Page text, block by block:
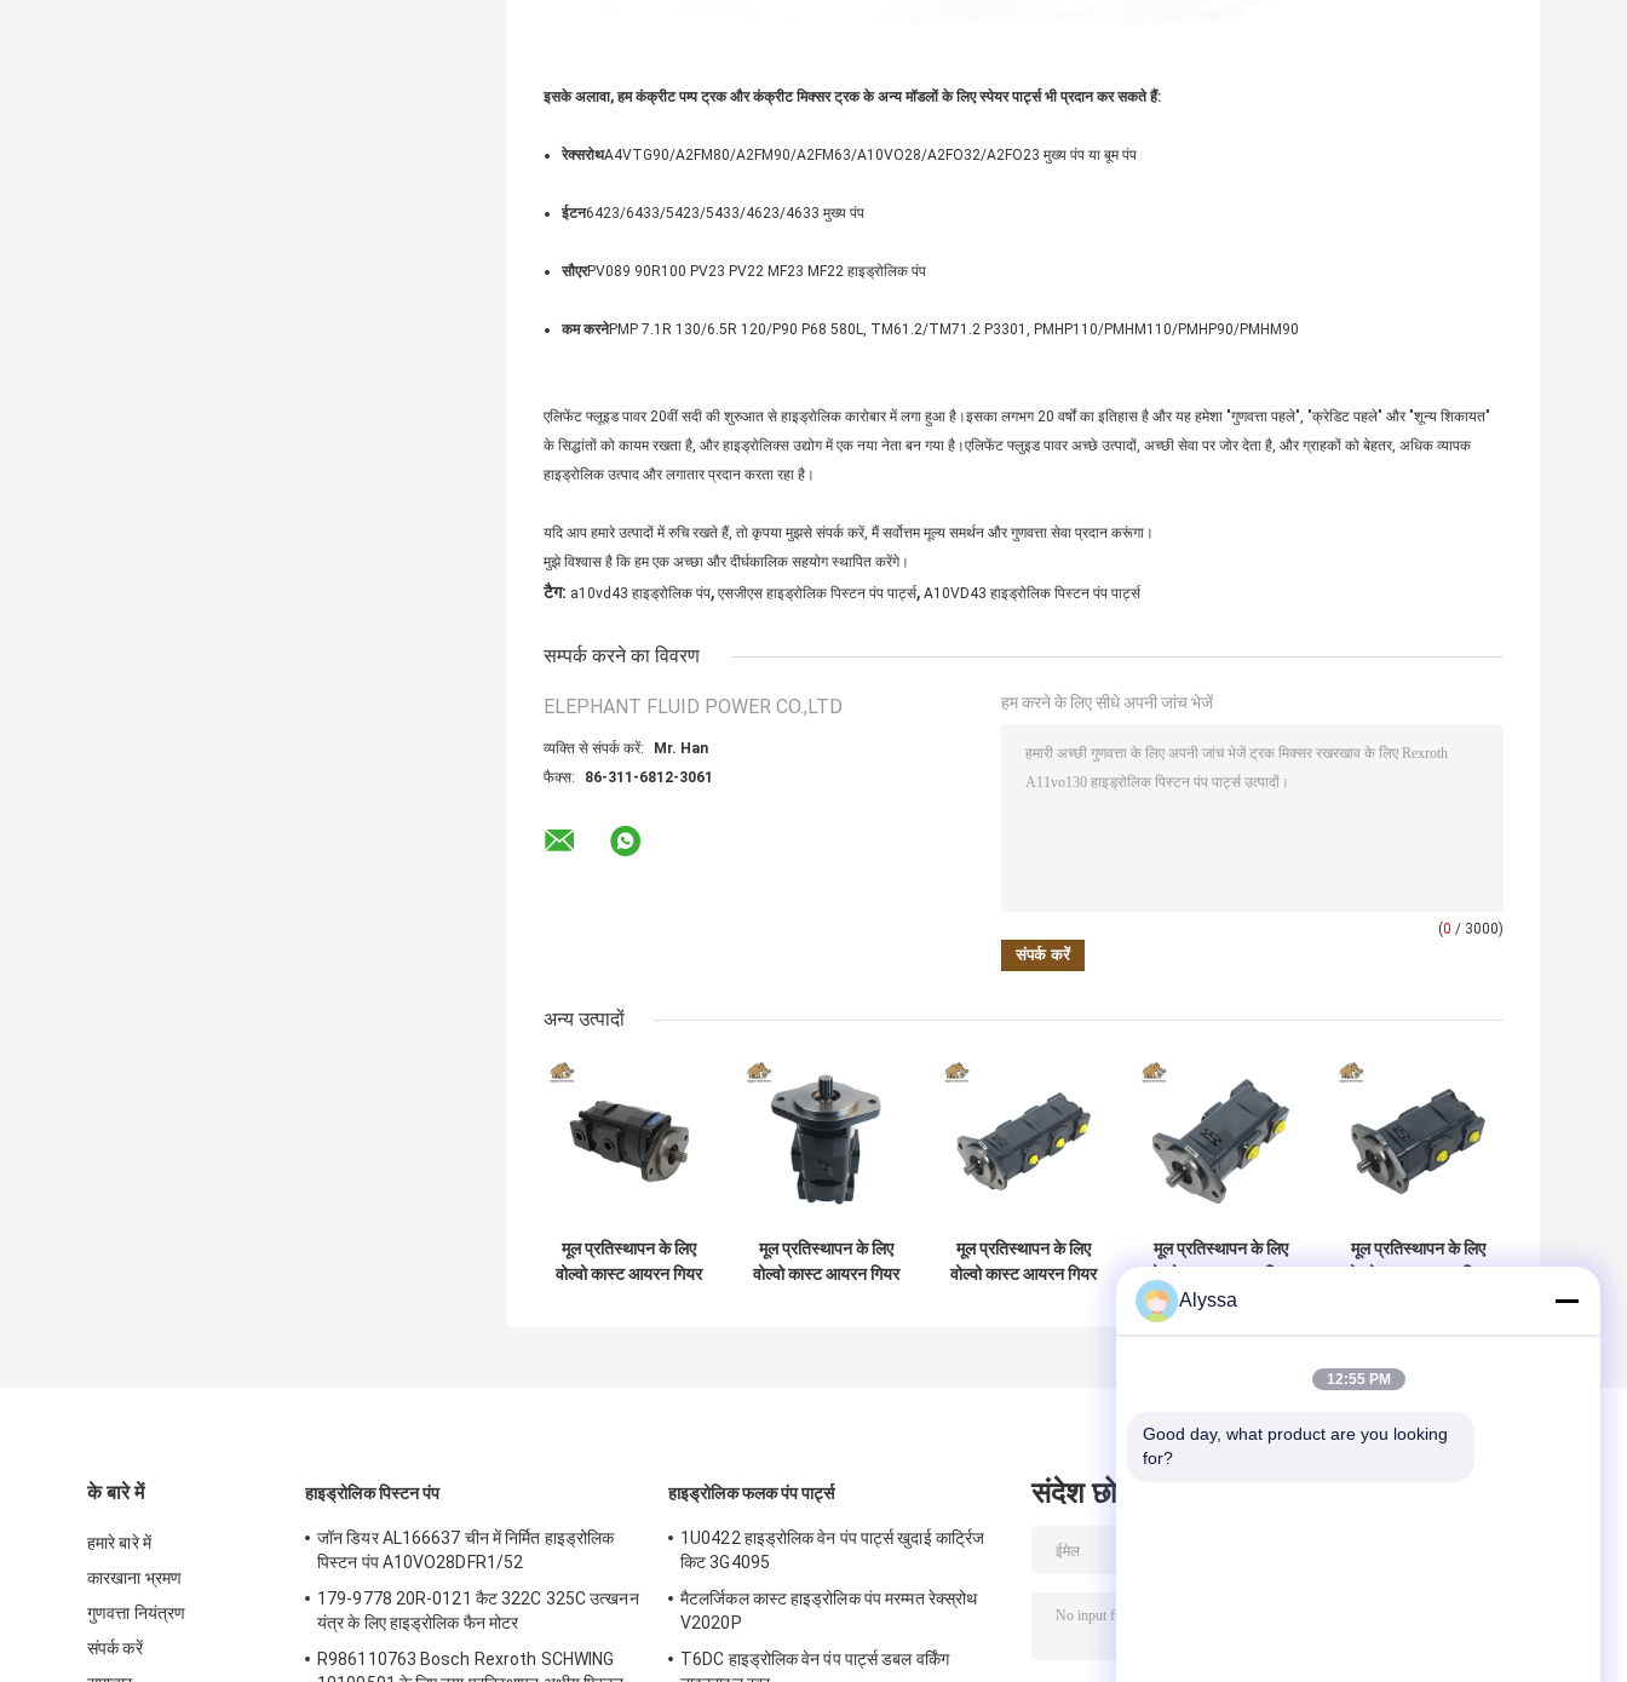
इसके अलावा, हम कंक्रीट पम्प ट्रक और कंक्रीट मिक्सर ट्रक के अन्य मॉडलों के लिए स्पेयर पार्ट्स भी प्रदान कर सकते हैं:
रेक्सरोथA4VTG90/A2FM80/A2FM90/A2FM63/A10VO28/A2FO32/A2FO23 मुख्य पंप या बूम पंप
ईटन6423/6433/5423/5433/4623/4633 मुख्य पंप
सौएरPV089 90R100 PV23 PV22 MF23 MF22 हाइड्रोलिक पंप
कम करनेPMP 7.1R 130/6.5R 120/P90 P68 580L, TM61.2/TM71.2 P3301, PMHP110/PMHM110/PMHP90/PMHM90
एलिफेंट फ्लूइड पावर 20वीं सदी की शुरुआत से हाइड्रोलिक कारोबार में लगा हुआ है।इसका लगभग 20 वर्षों का इतिहास है और यह हमेशा "गुणवत्ता पहले", "क्रेडिट पहले" और "शून्य शिकायत"
के सिद्धांतों को कायम रखता है, और हाइड्रोलिक्स उद्योग में एक नया नेता बन गया है।एलिफेंट फ्लुइड पावर अच्छे उत्पादों, अच्छी सेवा पर जोर देता है, और ग्राहकों को बेहतर, अधिक व्यापक
हाइड्रोलिक उत्पाद और लगातार प्रदान करता रहा है।
यदि आप हमारे उत्पादों में रुचि रखते हैं, तो कृपया मुझसे संपर्क करें, मैं सर्वोत्तम मूल्य समर्थन और गुणवत्ता सेवा प्रदान करूंगा।
मुझे विश्वास है कि हम एक अच्छा और दीर्घकालिक सहयोग स्थापित करेंगे।
टैग: a10vd43 हाइड्रोलिक पंप, एसजीएस हाइड्रोलिक पिस्टन पंप पार्ट्स, A10VD43 हाइड्रोलिक पिस्टन पंप पार्ट्स
सम्पर्क करने का विवरण
ELEPHANT FLUID POWER CO.,LTD
व्यक्ति से संपर्क करें:
Mr. Han
फैक्स:
86-311-6812-3061
हम करने के लिए सीधे अपनी जांच भेजें
(0 / 3000)
अन्य उत्पादों
मूल प्रतिस्थापन के लिए
वोल्वो कास्ट आयरन गियर
मूल प्रतिस्थापन के लिए
वोल्वो कास्ट आयरन गियर
मूल प्रतिस्थापन के लिए
वोल्वो कास्ट आयरन गियर
मूल प्रतिस्थापन के लिए
पंप वीओई 14644494
मूल प्रतिस्थापन के लिए
के बारे में
हमारे बारे में
कारखाना भ्रमण
गुणवत्ता नियंत्रण
संपर्क करें
हाइड्रोलिक पिस्टन पंप
जॉन डियर AL166637 चीन में निर्मित हाइड्रोलिक
पिस्टन पंप A10VO28DFR1/52
179-9778 20R-0121 कैट 322C 325C उत्खनन
यंत्र के लिए हाइड्रोलिक फैन मोटर
R986110763 Bosch Rexroth SCHWING
हाइड्रोलिक फलक पंप पार्ट्स
1U0422 हाइड्रोलिक वेन पंप पार्ट्स खुदाई कार्ट्रिज
किट 3G4095
मैटलर्जिकल कास्ट हाइड्रोलिक पंप मरम्मत रेक्स्रोथ
V2020P
T6DC हाइड्रोलिक वेन पंप पार्ट्स डबल वर्किंग
संदेश छोड़ दो
Alyssa
12:55 PM
Good day, what product are you looking
for?